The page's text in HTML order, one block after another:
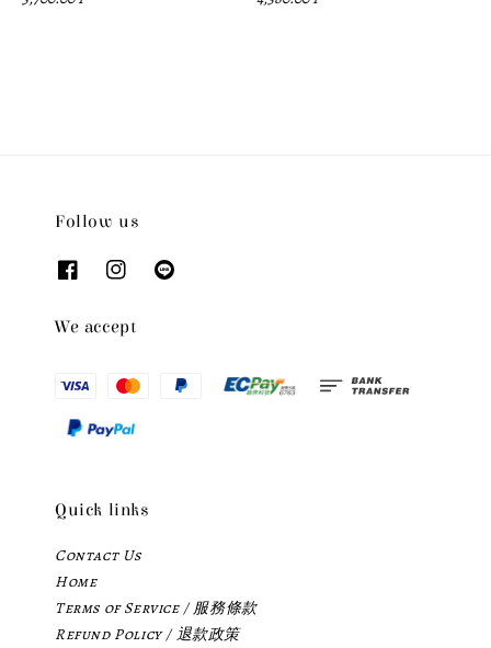
Follow us
We accept
Quick links
Contact Us
Home
Terms of Service / 服務條款
Refund Policy / 退款政策